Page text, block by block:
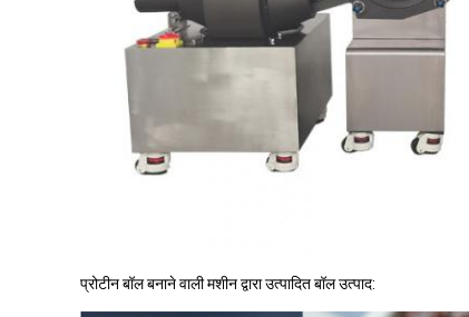
प्रोटीन बॉल बनाने वाली मशीन द्वारा उत्पादित बॉल उत्पाद: